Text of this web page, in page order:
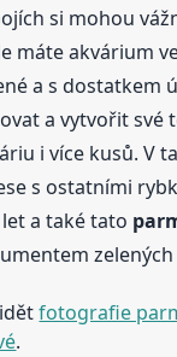
si mohou
máte akvárium
a s dostatkem
a vytvořit
i více kusů. V
s ostatními
let a také tato
zelených
fotografie
.